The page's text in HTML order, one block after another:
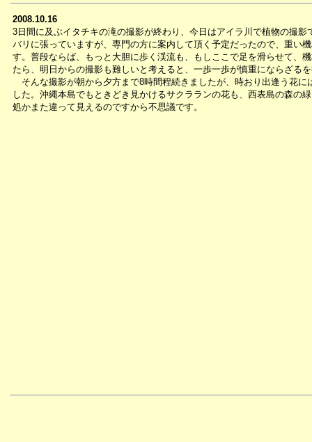
2008.10.16
3日間に及ぶイタチキの滝の撮影が終わり、今日はアイラ川で植物の撮影
バリに張っていますが、専門の方に案内して頂く予定だったので、重い
す。普段ならば、もっと大胆に歩く渓流も、もしここで足を滑らせて、
たら、明日からの撮影も難しいと考えると、一歩一歩が慎重にならざる
そんな撮影が朝から夕方まで8時間程続きましたが、時おり出逢う花に
した。沖縄本島でもときどき見かけるサクラランの花も、西表島の森の
処かまた違って見えるのですから不思議です。